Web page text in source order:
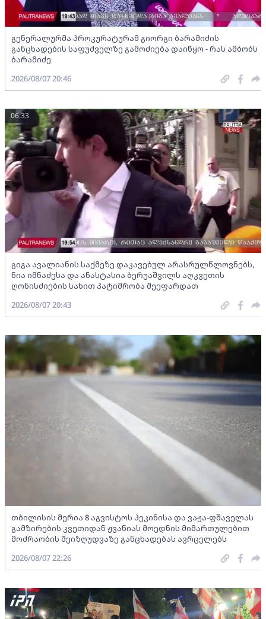
გენერალურმა პროკურატურამ გიორგი ბარამიძის
განცხადების საფუძველზე გამოძიება დაიწყო - რას ამბობს
ბარამიძე
2026/08/07 20:46
გიგა ავალიანის საქმეზე დაკავებულ არასრულწლოვნებს,
ნია იმნაძესა და ანასტასია ბერუაშვილს აღკვეთის
ღონისძიების სახით პატიმრობა შეეფარდათ
06:33
2026/08/07 20:43
თბილისის მერია 8 აგვისტოს პეკინისა და ვაჟა-ფშაველას
გამზირების კვეთიდან ჟვანიას მოედნის მიმართულებით
მოძრაობის შეიზღუდვაზე განცხადებას ავრცელებს
2026/08/07 22:26